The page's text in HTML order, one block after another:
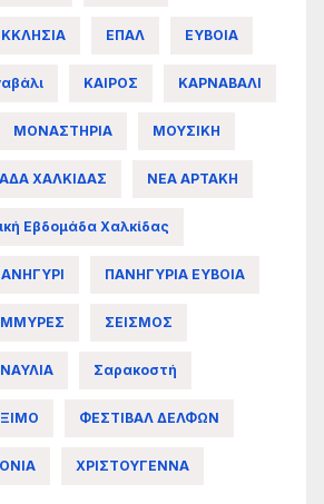
ΕΠΑΛ ΕΥΒΟΙΑ
ΚΑΙΡΟΣ ΚΑΡΝΑΒΑΛΙ
ΜΟΝΑΣΤΗΡΙΑ ΜΟΥΣΙΚΗ
ΧΑΛΚΙΔΑΣ ΝΕΑ ΑΡΤΑΚΗ
Εβδομάδα Χαλκίδας
ΠΑΝΗΓΥΡΙΑ ΕΥΒΟΙΑ
ΣΕΙΣΜΟΣ
Σαρακοστή
ΦΕΣΤΙΒΑΛ ΔΕΛΦΩΝ
ΧΡΙΣΤΟΥΓΕΝΝΑ